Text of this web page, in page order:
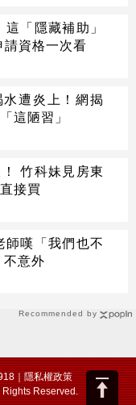
Recommended by
「隱藏補助」
資格一次看
遭炎上！網揭
這陋習」
竹科妹見房東
接買
師嘆「我們也不
不意外
｜隱私權政策
Reserved.